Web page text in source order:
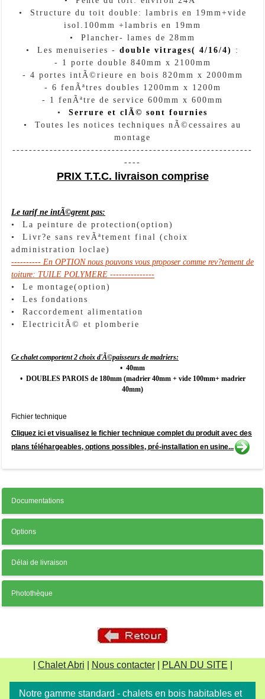
• Structure du toit double: lambris en 19mm+vide
isol.100mm +lambris en 19mm
• Plancher- lames de 28mm
• Les menuiseries - double vitrages( 4/16/4) :
- 1 porte double 840mm x 2100mm
- 4 portes intÃ©rieure en bois 820mm x 2000mm
- 6 fenÃªtres doubles 1200mm x 1200m
- 1 fenÃªtre de service 600mm x 600mm
• Serrure et clÃ© sont fournies
• Toutes les notices techniques nÃ©cessaires au
montage
----------------------------------------------------------
----
PRIX T.T.C. livraison comprise
Le tarif ne intÃ©grent pas:
• La peinture de protection(option)
• Livr?e sans revÃªtement final (choix
administration loclae)
---------- En OPTION nous pouvons vous proposer comme rev?tement de
toiture: TUILE POLYMERE ---------------
• Le montage(option)
• Les fondations
• Raccordement alimentation
• ElectricitÃ© et plomberie
Ce chalet comportent 2 choix d'Ã©paisseurs de madriers:
• 40mm
• DOUBLES PAROIS de 180mm (madrier 40mm + vide 100mm+ madrier
40mm)
Fichier technique
Cliquez ici et visualisez le fichier technique complet du produit avec des
plans téléhargeables, options possibles, pré-installation en usine...
Documentations
Options
Délai de livraison
Photothèque
Chalet Abri Nous contacter PLAN DU SITE
Notre gamme standard - chalets en bois habitables et